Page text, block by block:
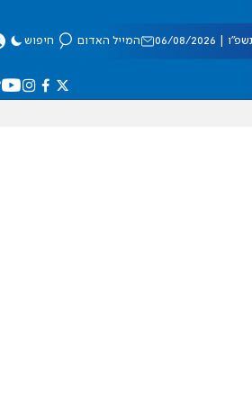
08/2026 המייל האדום חיפוש